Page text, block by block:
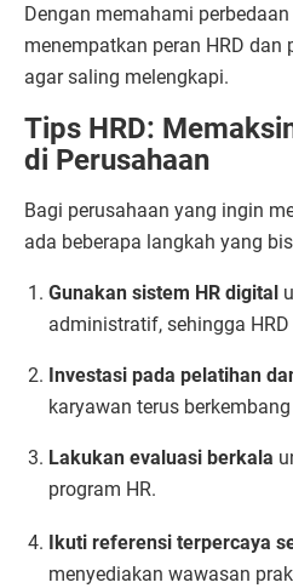
Dengan memahami
menempatkan peran HRD dan
agar saling melengkapi.
Tips HRD:
di Perusahaan
Bagi perusahaan yang ingin
ada beberapa langkah yang
Gunakan sistem HR digital
administratif, sehingga
Investasi pada pelatihan
karyawan terus
Lakukan evaluasi berkala
program HR.
Ikuti referensi terpercaya
menyediakan wawasan